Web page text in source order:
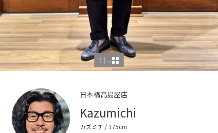
1 | ...
日本橋高島屋店
Kazumichi
カズミチ/ 175cm